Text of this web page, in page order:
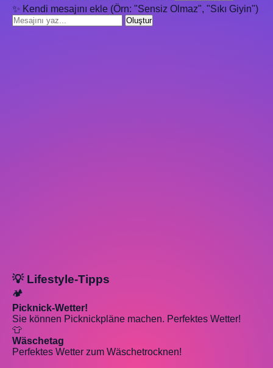
✨ Kendi mesajını ekle (Örn: "Sensiz Olmaz", "Sıkı Giyin")
Oluştur
💡 Lifestyle-Tipps
🏕️
Picknick-Wetter!
Sie können Picknickpläne machen. Perfektes Wetter!
👕
Wäschetag
Perfektes Wetter zum Wäschetrocknen!